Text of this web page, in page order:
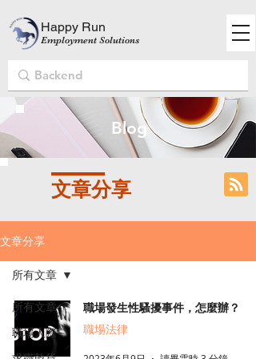
Happy Run
Employment Solutions
Blog
文章分享
文章分享
所有文章
職場人際
所有文章
職場發生性騷擾事件，怎麼辦？
職場法律